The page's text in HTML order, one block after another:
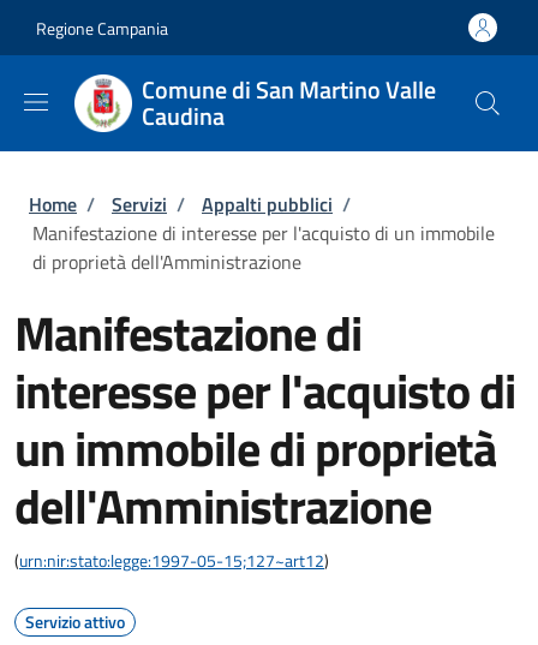
Regione Campania
Comune di San Martino Valle
Caudina
Briciole di pane
Home / Servizi / Appalti pubblici /
Manifestazione di interesse per l'acquisto di un immobile
di proprietà dell'Amministrazione
Manifestazione di
interesse per l'acquisto di
un immobile di proprietà
dell'Amministrazione
(urn:nir:stato:legge:1997-05-15;127~art12)
Servizio attivo